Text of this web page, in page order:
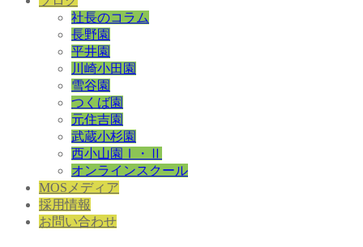
社長のコラム
長野園
平井園
川崎小田園
雪谷園
つくば園
元住吉園
武蔵小杉園
西小山園Ⅰ・Ⅱ
オンラインスクール
MOSメディア
採用情報
お問い合わせ